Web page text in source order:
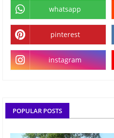
whatsapp
pinterest
instagram
POPULAR POSTS